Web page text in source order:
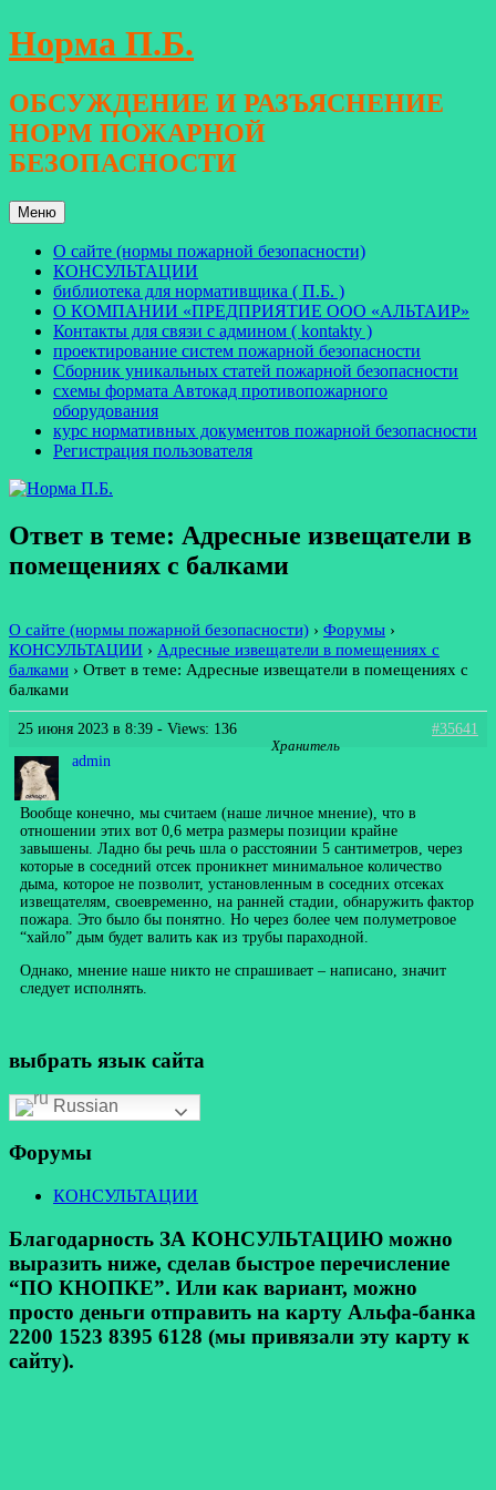
Перейти
к
Норма П.Б.
ОБСУЖДЕНИЕ И РАЗЪЯСНЕНИЕ
НОРМ ПОЖАРНОЙ
БЕЗОПАСНОСТИ
Меню
О сайте (нормы пожарной безопасности)
КОНСУЛЬТАЦИИ
библиотека для нормативщика ( П.Б. )
О КОМПАНИИ «ПРЕДПРИЯТИЕ ООО «АЛЬТАИР»
Контакты для связи с админом ( kontakty )
проектирование систем пожарной безопасности
Сборник уникальных статей пожарной безопасности
схемы формата Автокад противопожарного
оборудования
курс нормативных документов пожарной безопасности
Регистрация пользователя
Ответ в теме: Адресные извещатели в
помещениях с балками
О сайте (нормы пожарной безопасности) › Форумы ›
КОНСУЛЬТАЦИИ › Адресные извещатели в помещениях с
балками › Ответ в теме: Адресные извещатели в помещениях с
балками
25 июня 2023 в 8:39 - Views: 136
#35641
admin
Хранитель
Вообще конечно, мы считаем (наше личное мнение), что в
отношении этих вот 0,6 метра размеры позиции крайне
завышены. Ладно бы речь шла о расстоянии 5 сантиметров, через
которые в соседний отсек проникнет минимальное количество
дыма, которое не позволит, установленным в соседних отсеках
извещателям, своевременно, на ранней стадии, обнаружить фактор
пожара. Это было бы понятно. Но через более чем полуметровое
“хайло” дым будет валить как из трубы параходной.
Однако, мнение наше никто не спрашивает – написано, значит
следует исполнять.
выбрать язык сайта
Russian
Форумы
КОНСУЛЬТАЦИИ
Благодарность ЗА КОНСУЛЬТАЦИЮ можно
выразить ниже, сделав быстрое перечисление
“ПО КНОПКЕ”. Или как вариант, можно
просто деньги отправить на карту Альфа-банка
2200 1523 8395 6128 (мы привязали эту карту к
сайту).